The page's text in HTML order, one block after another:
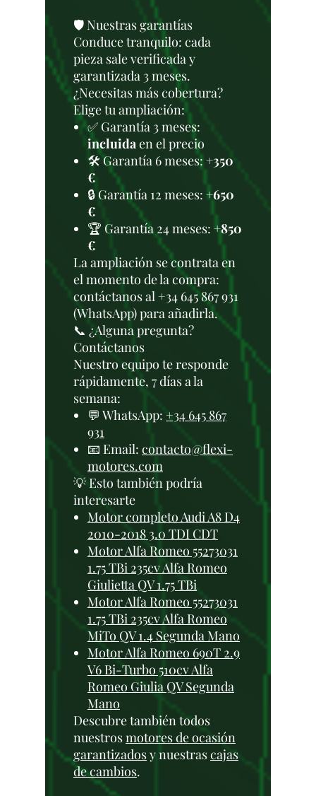
🛡️ Nuestras garantías
Conduce tranquilo: cada
pieza sale verificada y
garantizada 3 meses.
¿Necesitas más cobertura?
Elige tu ampliación:
✅ Garantía 3 meses:
incluidaen el precio
🛠️ Garantía 6 meses: +350
€
🔒 Garantía 12 meses: +650
€
🏆 Garantía 24 meses: +850
€
La ampliación se contrata en
el momento de la compra:
contáctanos al +34 645 867 931
(WhatsApp) para añadirla.
📞 ¿Alguna pregunta?
Contáctanos
Nuestro equipo te responde
rápidamente, 7 días a la
semana:
💬 WhatsApp: +34 645 867
931
📧 Email: contacto@flexi-
motores.com
💡 Esto también podría
interesarte
Motor completo Audi A8 D4
2010-2018 3.0 TDI CDT
Motor Alfa Romeo 55273031
1.75 TBi 235cv Alfa Romeo
Giulietta QV 1.75 TBi
Motor Alfa Romeo 55273031
1.75 TBi 235cv Alfa Romeo
MiTo QV 1.4 Segunda Mano
Motor Alfa Romeo 690T 2.9
V6 Bi-Turbo 510cv Alfa
Romeo Giulia QV Segunda
Mano
Descubre también todos
nuestrosmotores de ocasión
garantizadosy nuestrascajas
de cambios.